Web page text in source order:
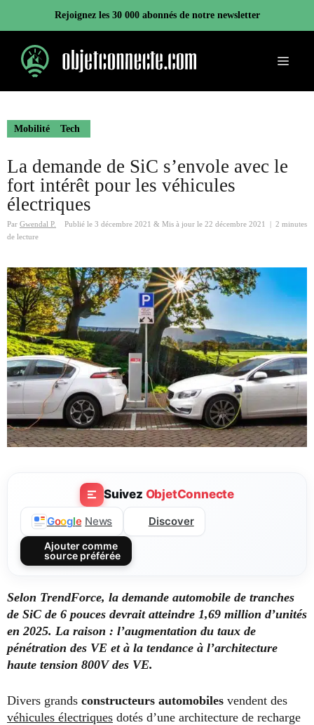
contenu
Rejoignez les 30 000 abonnés de notre newsletter
Menu
Mobilité Tech
La demande de SiC s’envole avec le
fort intérêt pour les véhicules
électriques
Par Gwendal P. Publié le 3 décembre 2021 & Mis à jour le 22 décembre 2021
2 minutes
de lecture
Suivez ObjetConnecte
Google News Discover
Ajouter comme
source préférée
Selon TrendForce, la demande automobile de tranches
de SiC de 6 pouces devrait atteindre 1,69 million d’unités
en 2025. La raison : l’augmentation du taux de
pénétration des VE et à la tendance à l’architecture
haute tension 800V des VE.
Divers grands constructeurs automobiles vendent des
véhicules électriques dotés d’une architecture de recharge